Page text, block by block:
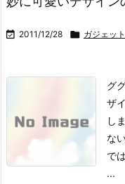
 2011/12/28  ガジェット
グ
ザ
し
な
で
...